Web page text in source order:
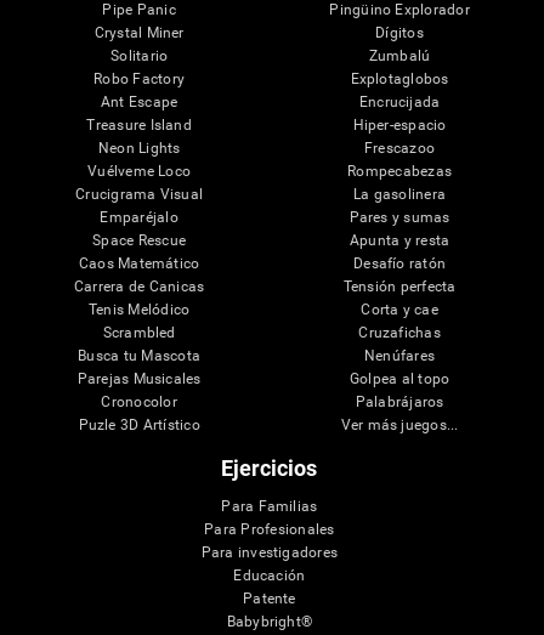
Pipe Panic
Crystal Miner
Solitario
Robo Factory
Ant Escape
Treasure Island
Neon Lights
Vuélveme Loco
Crucigrama Visual
Emparéjalo
Space Rescue
Caos Matemático
Carrera de Canicas
Tenis Melódico
Scrambled
Busca tu Mascota
Parejas Musicales
Cronocolor
Puzle 3D Artístico
Pingüino Explorador
Dígitos
Zumbalú
Explotaglobos
Encrucijada
Hiper-espacio
Frescazoo
Rompecabezas
La gasolinera
Pares y sumas
Apunta y resta
Desafío ratón
Tensión perfecta
Corta y cae
Cruzafichas
Nenúfares
Golpea al topo
Palabrájaros
Ver más juegos...
Ejercicios
Para Familias
Para Profesionales
Para investigadores
Educación
Patente
Babybright®